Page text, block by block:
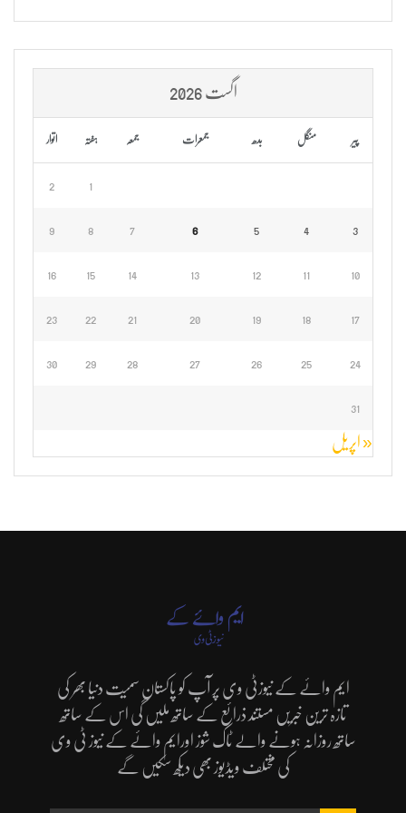
اگست 2026
پیر منگل بدھ جمعرات جمعہ ہفتہ اتوار
1
2
3
4
5
6
7
8
9
10
11
12
13
14
15
16
17
18
19
20
21
22
23
24
25
26
27
28
29
30
31
« اپریل
ایم وائے کے نیوزٹی وی پر آپ کو پاکستان سمیت دنیا بھر کی
تازہ ترین خبریں مستند ذرائع کے ساتھ ملیں گی اس کے ساتھ
ساتھ روزانہ ہونے والے ٹاک شوز اورایم وائے کے نیوز ٹی وی
کی مختلف ویڈیوز بھی دیکھ سکیں گے